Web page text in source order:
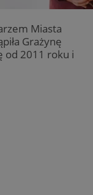
Miasta
Grażynę
od 2011 roku i